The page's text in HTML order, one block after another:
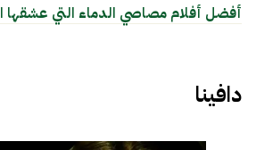
أفضل أفلام مصاصي الدماء التي عشقها
دافينا